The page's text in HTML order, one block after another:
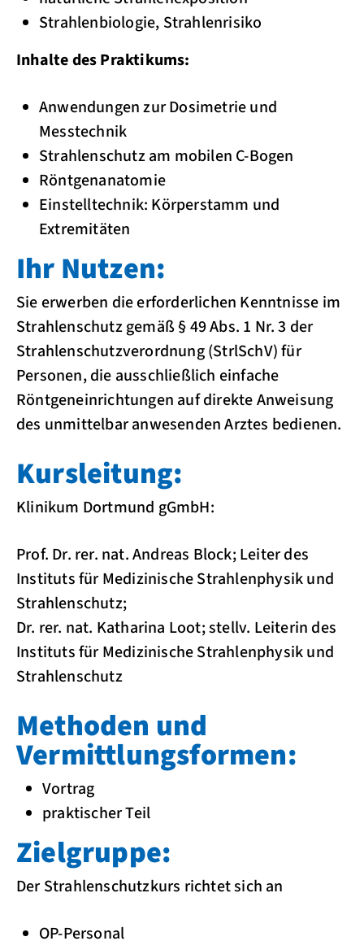
Strahlenbiologie, Strahlenrisiko
Inhalte des Praktikums:
Anwendungen zur Dosimetrie und
Messtechnik
Strahlenschutz am mobilen C-Bogen
Röntgenanatomie
Einstelltechnik: Körperstamm und
Extremitäten
Ihr Nutzen:
Sie erwerben die erforderlichen Kenntnisse im
Strahlenschutz gemäß § 49 Abs. 1 Nr. 3 der
Strahlenschutzverordnung (StrlSchV) für
Personen, die ausschließlich einfache
Röntgeneinrichtungen auf direkte Anweisung
des unmittelbar anwesenden Arztes bedienen.
Kursleitung:
Klinikum Dortmund gGmbH:
Prof. Dr. rer. nat. Andreas Block; Leiter des
Instituts für Medizinische Strahlenphysik und
Strahlenschutz;
Dr. rer. nat. Katharina Loot; stellv. Leiterin des
Instituts für Medizinische Strahlenphysik und
Strahlenschutz
Methoden und
Vermittlungsformen:
Vortrag
praktischer Teil
Zielgruppe:
Der Strahlenschutzkurs richtet sich an
OP-Personal